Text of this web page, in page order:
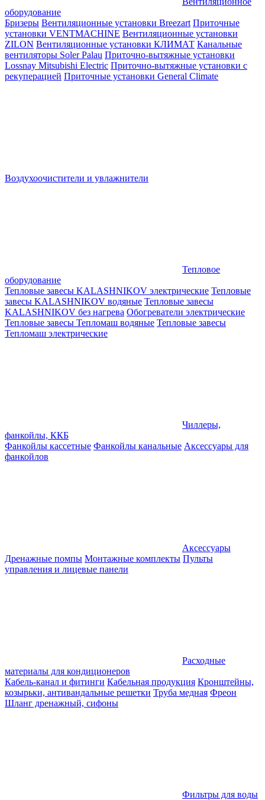
оборудование
Бризеры Вентиляционные установки Breezart Приточные
установки VENTMACHINE Вентиляционные установки
ZILON Вентиляционные установки КЛИМАТ Канальные
вентиляторы Soler Palau Приточно-вытяжные установки
Lossnay Mitsubishi Electric Приточно-вытяжные установки с
рекуперацией Приточные установки General Climate
Воздухоочистители и увлажнители
Тепловое
оборудование
Тепловые завесы KALASHNIKOV электрические Тепловые
завесы KALASHNIKOV водяные Тепловые завесы
KALASHNIKOV без нагрева Обогреватели электрические
Тепловые завесы Тепломаш водяные Тепловые завесы
Тепломаш электрические
Чиллеры,
фанкойлы, ККБ
Фанкойлы кассетные Фанкойлы канальные Аксессуары для
фанкойлов
Аксессуары
Дренажные помпы Монтажные комплекты Пульты
управления и лицевые панели
Расходные
материалы для кондиционеров
Кабель-канал и фитинги Кабельная продукция Кронштейны,
козырьки, антивандальные решетки Труба медная Фреон
Шланг дренажный, сифоны
Фильтры для воды